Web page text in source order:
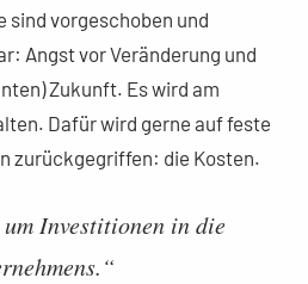
sind vorgeschoben und
Angst vor Veränderung und
Zukunft. Es wird am
Dafür wird gerne auf feste
zurückgegriffen: die Kosten.
Investitionen in die